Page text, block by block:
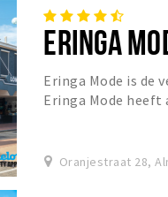
ERINGA
Eringa Mode is de
Eringa Mode heeft
Oranjestraat 28,